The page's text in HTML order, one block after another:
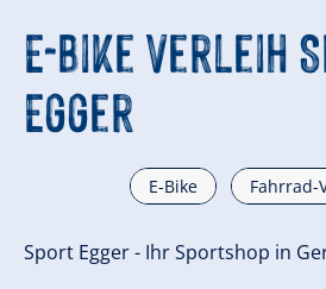
E-Bike Verleih
Egger
E-Bike Fahrrad-
Sport Egger - Ihr Sportshop in